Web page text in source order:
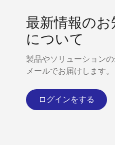
最新情報のお
について
製品やソリューション
メールでお届けします。
ログインをする